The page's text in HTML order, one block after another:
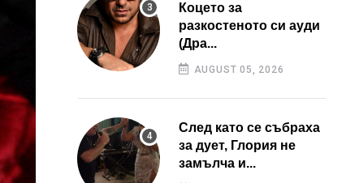
Коцето за
разкостеното си ауди
(Дра...
AUGUST 05, 2026
След като се събраха
за дует, Глория не
замълча и...